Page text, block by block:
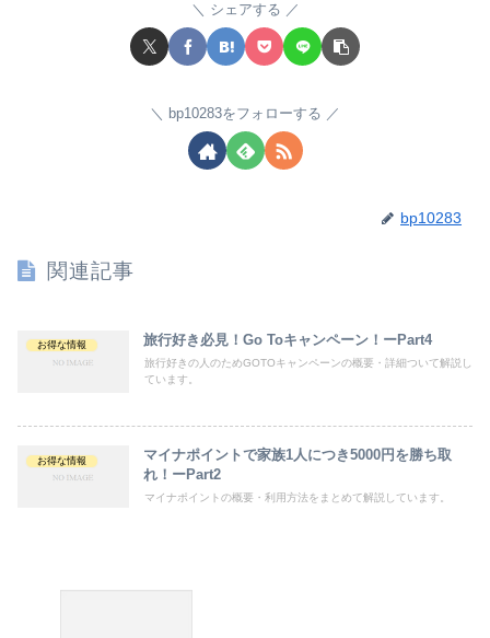
シェアする
bp10283をフォローする
bp10283
関連記事
お得な情報 旅行好き必見！Go Toキャンペーン！ーPart4
旅行好きの人のためGOTOキャンペーンの概要・詳細ついて解説し
ています。
お得な情報
マイナポイントで家族1人につき5000円を勝ち取
れ！ーPart2
マイナポイントの概要・利用方法をまとめて解説しています。